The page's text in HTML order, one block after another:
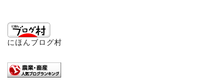
にほんブログ村